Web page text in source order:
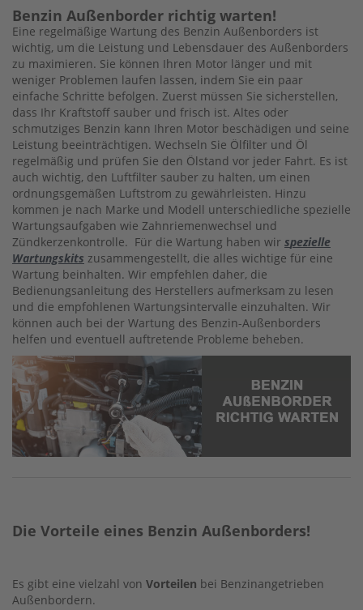
L
C
R
A
N
K
S
H
A
F
T
&
P
I
S
T
O
N
C
Y
L
D
E
R
&
K
C
E
1
Benzin Außenborder richtig warten!
Eine regelmäßige Wartung des Benzin Außenborders ist
wichtig, um die Leistung und Lebensdauer des Außenborders
zu maximieren. Sie können Ihren Motor länger und mit
weniger Problemen laufen lassen, indem Sie ein paar
einfache Schritte befolgen. Zuerst müssen Sie sicherstellen,
dass Ihr Kraftstoff sauber und frisch ist. Altes oder
schmutziges Benzin kann Ihren Motor beschädigen und seine
Leistung beeinträchtigen. Wechseln Sie Ölfilter und Öl
regelmäßig und prüfen Sie den Ölstand vor jeder Fahrt. Es ist
auch wichtig, den Luftfilter sauber zu halten, um einen
ordnungsgemäßen Luftstrom zu gewährleisten. Hinzu
kommen je nach Marke und Modell unterschiedliche spezielle
Wartungsaufgaben wie Zahnriemenwechsel und
Zündkerzenkontrolle. Für die Wartung haben wir spezielle
Wartungskits zusammengestellt, die alles wichtige für eine
Wartung beinhalten. Wir empfehlen daher, die
Bedienungsanleitung des Herstellers aufmerksam zu lesen
und die empfohlenen Wartungsintervalle einzuhalten. Wir
können auch bei der Wartung des Benzin-Außenborders
helfen und eventuell auftretende Probleme beheben.
Die Vorteile eines Benzin Außenborders!
Es gibt eine vielzahl von Vorteilen bei Benzinangetrieben
Außenbordern.